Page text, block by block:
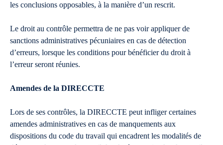
les conclusions opposables, à la manière d’un rescrit.
Le droit au contrôle permettra de ne pas voir appliquer de
sanctions administratives pécuniaires en cas de détection
d’erreurs, lorsque les conditions pour bénéficier du droit à
l’erreur seront réunies.
Amendes de la DIRECCTE
Lors de ses contrôles, la DIRECCTE peut infliger certaines
amendes administratives en cas de manquements aux
dispositions du code du travail qui encadrent les modalités de